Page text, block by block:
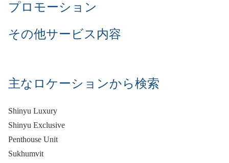
プロモーション
その他サービス内容
主なロケーションから検索
Shinyu Luxury
Shinyu Exclusive
Penthouse Unit
Sukhumvit